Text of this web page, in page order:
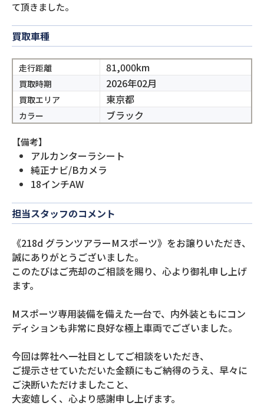
て頂きました。
買取車種
走行距離 81,000km
買取時期 2026年02月
買取エリア 東京都
カラー ブラック
【備考】
アルカンターラシート
純正ナビ/Bカメラ
18インチAW
担当スタッフのコメント
《218d グランツアラーMスポーツ》をお譲りいただき、
誠にありがとうございました。
このたびはご売却のご相談を賜り、心より御礼申し上げ
ます。
Mスポーツ専用装備を備えた一台で、内外装ともにコン
ディションも非常に良好な極上車両でございました。
今回は弊社へ一社目としてご相談をいただき、
ご提示させていただいた金額にもご納得のうえ、早々に
ご決断いただけましたこと、
大変嬉しく、心より感謝申し上げます。